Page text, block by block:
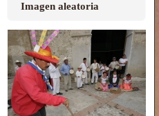
Imagen aleatoria